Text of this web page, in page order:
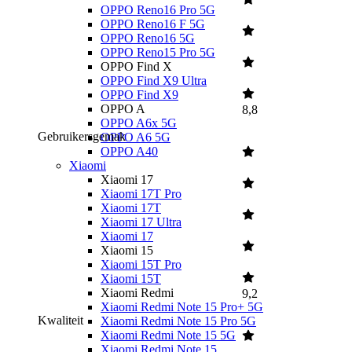
OPPO Reno16 Pro 5G
OPPO Reno16 F 5G
OPPO Reno16 5G
OPPO Reno15 Pro 5G
OPPO Find X
OPPO Find X9 Ultra
OPPO Find X9
OPPO A
OPPO A6x 5G
OPPO A6 5G
OPPO A40
Xiaomi
Xiaomi 17
Xiaomi 17T Pro
Xiaomi 17T
Xiaomi 17 Ultra
Xiaomi 17
Xiaomi 15
Xiaomi 15T Pro
Xiaomi 15T
Xiaomi Redmi
Xiaomi Redmi Note 15 Pro+ 5G
Xiaomi Redmi Note 15 Pro 5G
Xiaomi Redmi Note 15 5G
Xiaomi Redmi Note 15
8,8
Gebruikersgemak
9,2
Kwaliteit